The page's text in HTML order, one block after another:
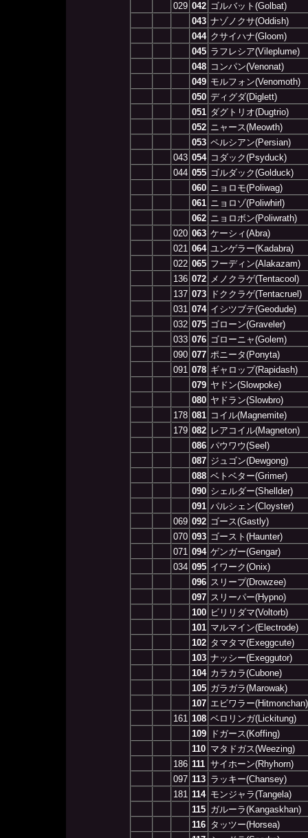
029 042 ゴルバット(Golbat)
043 ナゾノクサ(Oddish)
044 クサイハナ(Gloom)
045 ラフレシア(Vileplume)
048 コンパン(Venonat)
049 モルフォン(Venomoth)
050 ディグダ(Diglett)
051 ダグトリオ(Dugtrio)
052 ニャース(Meowth)
053 ペルシアン(Persian)
043 054 コダック(Psyduck)
044 055 ゴルダック(Golduck)
060 ニョロモ(Poliwag)
061 ニョロゾ(Poliwhirl)
062 ニョロボン(Poliwrath)
020 063 ケーシィ(Abra)
021 064 ユンゲラー(Kadabra)
022 065 フーディン(Alakazam)
136 072
メノクラゲ(Tentacool)
137 073
ドククラゲ(Tentacruel)
031 074 イシツブテ(Geodude)
032 075 ゴローン(Graveler)
033 076 ゴローニャ(Golem)
090 077 ポニータ(Ponyta)
091 078 ギャロップ(Rapidash)
079 ヤドン(Slowpoke)
080 ヤドラン(Slowbro)
178 081 コイル(Magnemite)
179 082 レアコイル(Magneton)
086 パウワウ(Seel)
087 ジュゴン(Dewgong)
088 ベトベター(Grimer)
090 シェルダー(Shellder)
091 パルシェン(Cloyster)
069 092 ゴース(Gastly)
070 093 ゴースト(Haunter)
071 094 ゲンガー(Gengar)
034 095 イワーク(Onix)
096 スリープ(Drowzee)
097 スリーパー(Hypno)
100 ビリリダマ(Voltorb)
101 マルマイン(Electrode)
102 タマタマ(Exeggcute)
103 ナッシー(Exeggutor)
104 カラカラ(Cubone)
105 ガラガラ(Marowak)
107 エビワラー(Hitmonchan)
161 108 ベロリンガ(Lickitung)
109
ドガース(Koffing)
110 マタドガス(Weezing)
186 111 サイホーン(Rhyhorn)
097 113 ラッキー(Chansey)
181 114 モンジャラ(Tangela)
115 ガルーラ(Kangaskhan)
116 タッツー(Horsea)